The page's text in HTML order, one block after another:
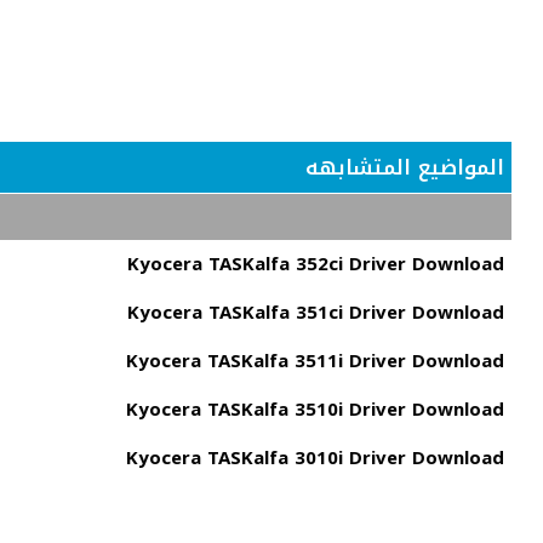
المواضيع المتشابهه
Kyocera TASKalfa 352ci Driver Download
Kyocera TASKalfa 351ci Driver Download
Kyocera TASKalfa 3511i Driver Download
Kyocera TASKalfa 3510i Driver Download
Kyocera TASKalfa 3010i Driver Download